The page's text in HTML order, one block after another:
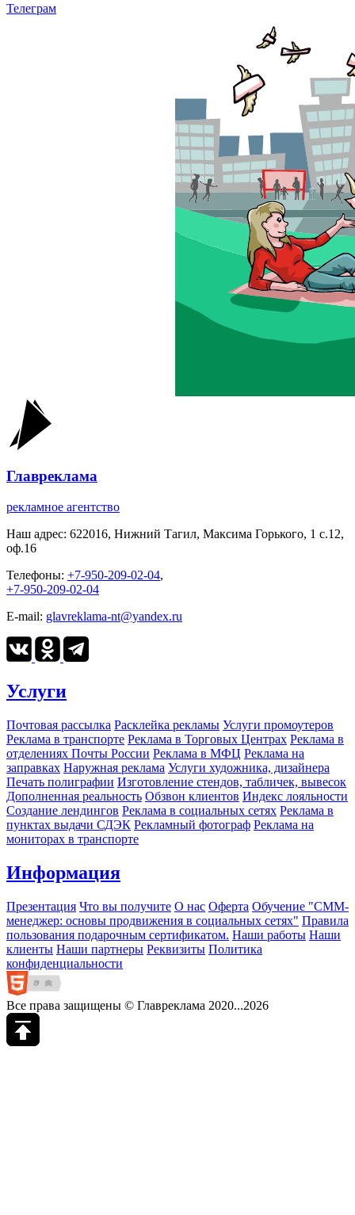
Телеграм
Главреклама
рекламное агентство
Наш адрес: 622016, Нижний Тагил, Максима Горького, 1 c.12,
оф.16
Телефоны: +7-950-209-02-04,
+7-950-209-02-04
E-mail: glavreklama-nt@yandex.ru
Услуги
Почтовая рассылка Расклейка рекламы Услуги промоутеров
Реклама в транспорте Реклама в Торговых Центрах Реклама в
отделениях Почты России Реклама в МФЦ Реклама на
заправках Наружная реклама Услуги художника, дизайнера
Печать полиграфии Изготовление стендов, табличек, вывесок
Дополненная реальность Обзвон клиентов Индекс лояльности
Создание лендингов Реклама в социальных сетях Реклама в
пунктах выдачи СДЭК Рекламный фотограф Реклама на
мониторах в транспорте
Информация
Презентация Что вы получите О нас Оферта Обучение "СМM-
менеджер: основы продвижения в социальных сетях" Правила
пользования подарочным сертификатом. Наши работы Наши
клиенты Наши партнеры Реквизиты Политика
конфиденциальности
Все права защищены © Главреклама 2020...2026